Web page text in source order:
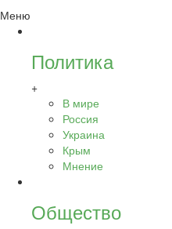
Меню
Политика
+
В мире
Россия
Украина
Крым
Мнение
Общество